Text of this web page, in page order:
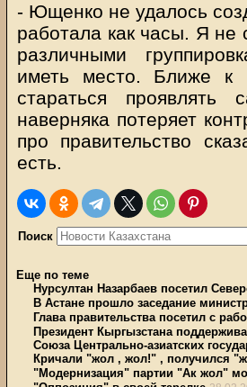
- Ющенко не удалось
работала как часы. Я не
различными
иметь место. Ближе к
стараться проявлять
наверняка потеряет
про правительство
есть.
Поиск
Еще по теме
Нурсултан Назарбаев посетил
В Астане прошло заседание
Глава правительства посетил с
Президент Кыргызстана
Союза Центрально-азиатских
Кричали "жол , жол!" , получился
"Модернизация" партии "Ак жол"